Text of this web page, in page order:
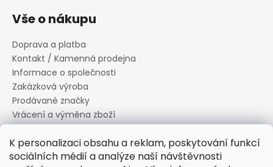
K personalizaci obsahu a reklam, poskytování funkcí
sociálních médií a analýze naší návštěvnosti
Vše o nákupu
Doprava a platba
Kontakt / Kamenná prodejna
Informace o společnosti
Zakázková výroba
Prodávané značky
Vrácení a výměna zboží
Informace o souborech cookies
Reklamační řád